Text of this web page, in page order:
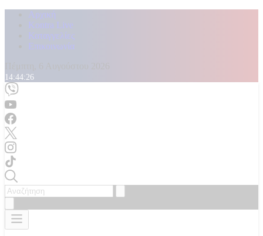
Αρχική
Kontra Live
Καταγγελίες
Επικοινωνία
14:44:29